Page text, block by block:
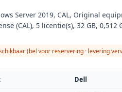
Server 2019, CAL, Original
(CAL), 5 licentie(s), 32 GB, 0,512
(bel voor reservering · levering
Dell